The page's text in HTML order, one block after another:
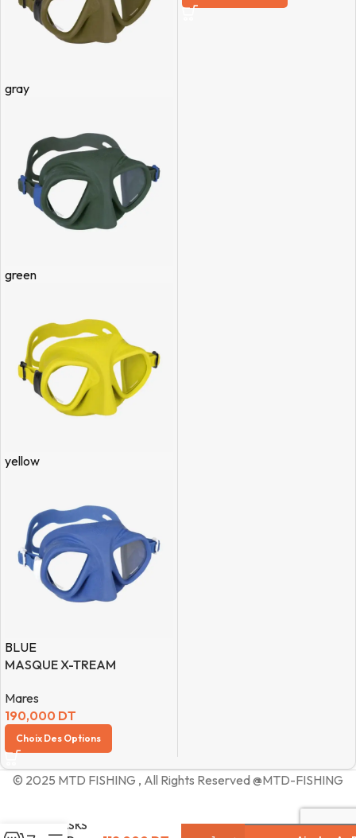
gray
green
yellow
BLUE
MASQUE X-TREAM
Mares
190,000 DT
Choix Des Options
© 2025 MTD FISHING , All Rights Reserved @MTD-FISHING
MASKS